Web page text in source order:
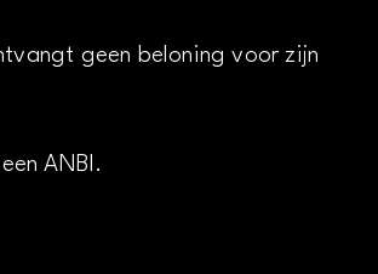
geen beloning voor zijn
ANBI.